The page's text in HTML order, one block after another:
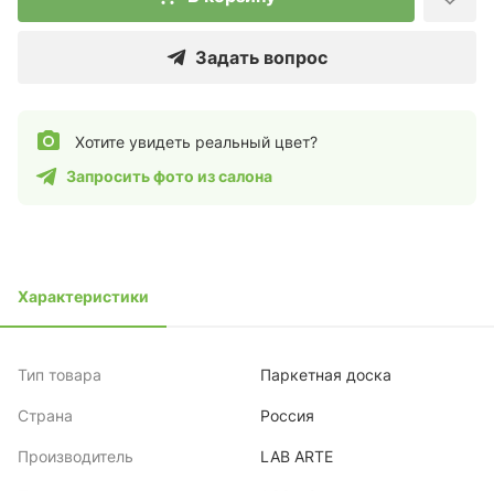
Задать вопрос
Хотите увидеть реальный цвет?
Запросить фото из салона
Характеристики
Тип товара Паркетная доска
Страна Россия
Производитель LAB ARTE